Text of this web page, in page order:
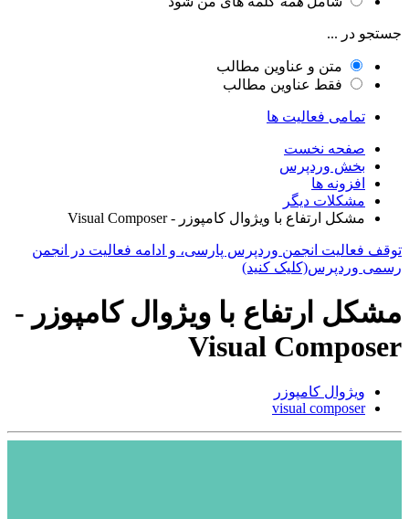
جستجو در ...
متن و عناوین مطالب
فقط عناوین مطالب
تمامی فعالیت ها
صفحه نخست
بخش وردپرس
افزونه ها
مشکلات دیگر
مشکل ارتفاع با ویژوال کامپوزر - Visual Composer
توقف فعالیت انجمن وردپرس پارسی، و ادامه فعالیت در انجمن
رسمی وردپرس(کلیک کنید)
مشکل ارتفاع با ویژوال کامپوزر -
Visual Composer
ویژوال کامپوزر
visual composer